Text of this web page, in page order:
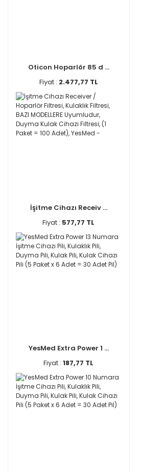
Oticon Hoparlör 85 d ...
Fiyat : 2.477,77 TL
İşitme Cihazı Receiv ...
Fiyat : 577,77 TL
YesMed Extra Power 1 ...
Fiyat :187,77 TL